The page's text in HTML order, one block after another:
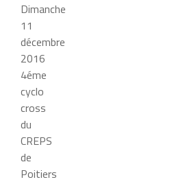
Dimanche
11
décembre
2016
4éme
cyclo
cross
du
CREPS
de
Poitiers